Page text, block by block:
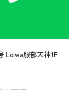
Leiwa服部天神1F